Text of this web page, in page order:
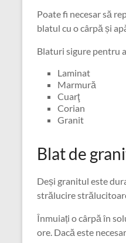
Poate fi necesar să
blatul cu o cârpă și
Blaturi sigure pentru
Laminat
Marmură
Cuarţ
Corian
Granit
Blat de
Deși granitul este
strălucire
Înmuiați o cârpă în
ore. Dacă este